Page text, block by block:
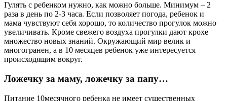
Гулять с ребенком нужно, как можно больше. Минимум – 2
раза в день по 2-3 часа. Если позволяет погода, ребенок и
мама чувствуют себя хорошо, то количество прогулок можно
увеличивать. Кроме свежего воздуха прогулки дают крохе
множество новых знаний. Окружающий мир велик и
многогранен, а в 10 месяцев ребенок уже интересуется
происходящим вокруг.
Ложечку за маму, ложечку за папу…
Питание 10месячного ребенка не имеет существенных